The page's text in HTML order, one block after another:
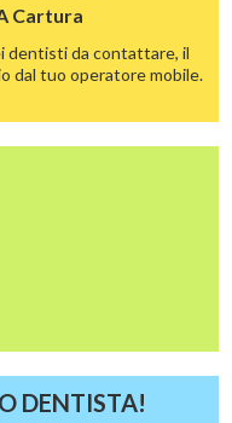
Cartura
dentisti da contattare, il
dal tuo operatore mobile.
DENTISTA!